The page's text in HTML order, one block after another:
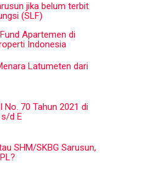
jika belum terbit
(SLF)
Apartemen di
Indonesia
Latumeten dari
No. 70 Tahun 2021 di
d E
SHM/SKBG Sarusun,